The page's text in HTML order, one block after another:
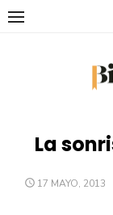
Saltar
La
PUBLICADO
17 MAYO, 2013